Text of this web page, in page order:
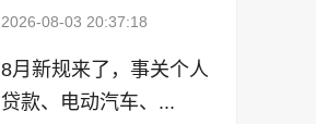
2026-08-03 20:37:18
8月新规来了，事关个人
贷款、电动汽车、...